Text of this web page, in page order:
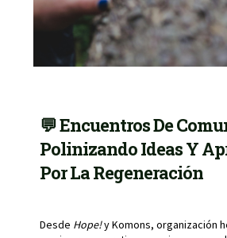
💬 Encuentros De
Polinizando Ideas Y
Por La Regeneración
Desde Hope!y Komons, organización